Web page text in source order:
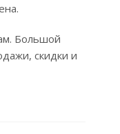
Большой
скидки и